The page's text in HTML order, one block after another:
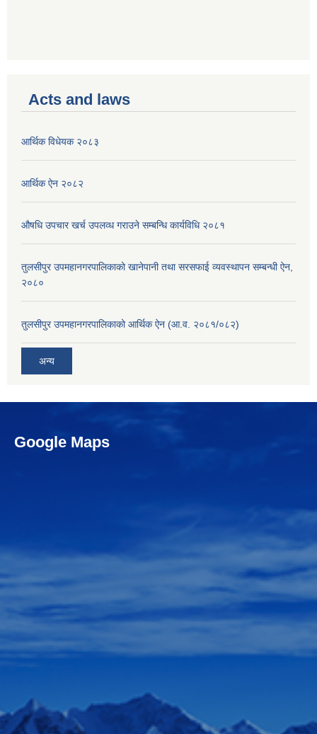
Acts and laws
आर्थिक विधेयक २०८३
आर्थिक ऐन २०८२
औषधि उपचार खर्च उपलव्ध गराउने सम्बन्धि कार्यविधि २०८१
तुलसीपुर उपमहानगरपालिकाको खानेपानी तथा सरसफाई व्यवस्थापन सम्बन्धी ऐन,
२०८०
तुलसीपुर उपमहानगरपालिकाको आर्थिक ऐन (आ.व. २०८१/०८२)
अन्य
Google Maps